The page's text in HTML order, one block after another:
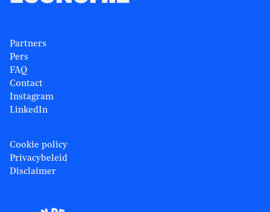
Partners
Pers
FAQ
Contact
Instagram
LinkedIn
Cookie policy
Privacybeleid
Disclaimer